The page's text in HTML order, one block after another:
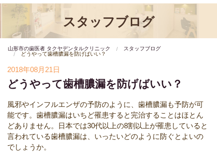
スタッフブログ
山形市の歯医者 タクヤデンタルクリニック
スタッフブログ
どうやって歯槽膿漏を防げばいい？
2018年08月21日
どうやって歯槽膿漏を防げばいい？
風邪やインフルエンザの予防のように、歯槽膿漏も予防が可
能です。歯槽膿漏はいちど罹患すると完治することはほとん
どありません。日本では30代以上の8割以上が罹患していると
言われている歯槽膿漏は、いったいどのように防ぐとよいの
でしょうか。